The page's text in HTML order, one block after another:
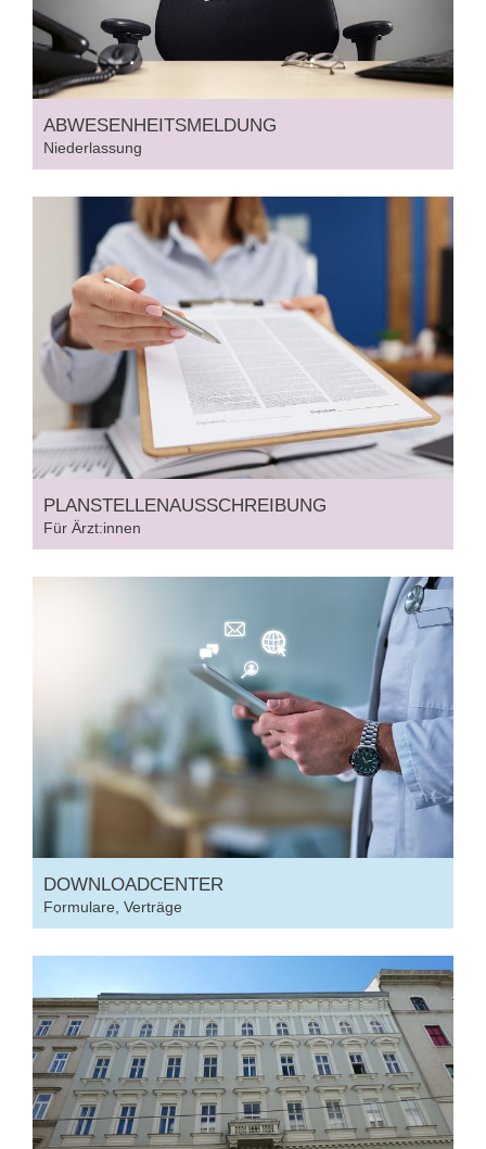
ABWESENHEITSMELDUNG
Niederlassung
PLANSTELLENAUSSCHREIBUNG
Für Ärzt:innen
DOWNLOADCENTER
Formulare, Verträge